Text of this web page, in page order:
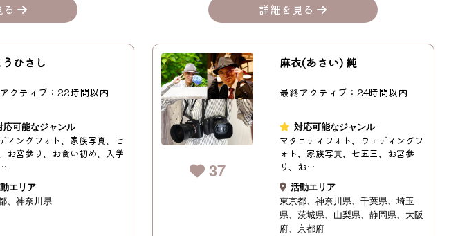
詳細を見る
ひさし
クティブ：22時間以内
応可能なジャンル
ィングフォト、家族写真、七
お宮参り、お食い初め、入学
エリア
神奈川県
37
麻衣(あさい) 純
最終アクティブ：24時間以内
対応可能なジャンル
マタニティフォト、ウェディングフ
ォト、家族写真、七五三、お宮参
り、お…
活動エリア
東京都
神奈川県 千葉県
埼玉
県
茨城県 山梨県 静岡県
大阪
府
京都府